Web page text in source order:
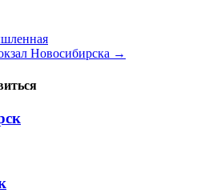
Новосибирска →